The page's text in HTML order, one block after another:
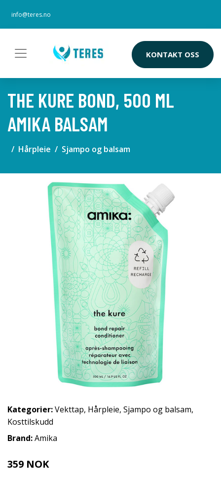
info@teres.no
KONTAKT OSS
THE KURE BOND, 500 ML
AMIKA BALSAM
Hårpleie Sjampo og balsam
Kategorier:Vekttap, Hårpleie, Sjampo og balsam,
Kosttilskudd
Brand:Amika
359 NOK